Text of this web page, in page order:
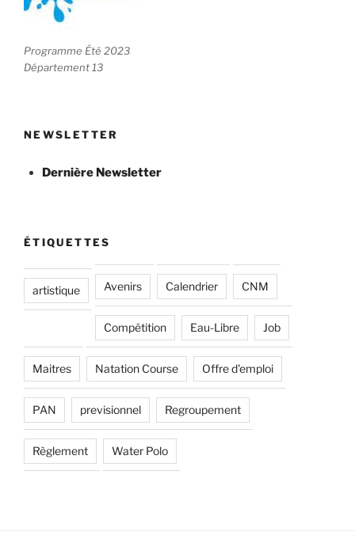
Programme Été 2023
Département 13
NEWSLETTER
Dernière Newsletter
ÉTIQUETTES
artistique Avenirs Calendrier CNM
Compétition Eau-Libre Job
Maitres Natation Course Offre d'emploi
PAN previsionnel Regroupement
Règlement Water Polo